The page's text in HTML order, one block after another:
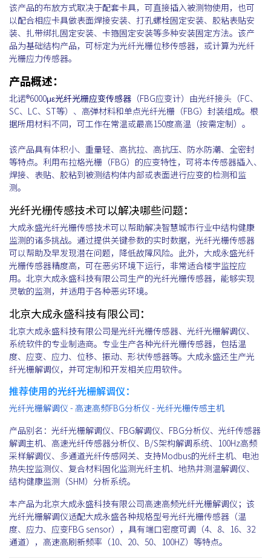
该产品的布放方式取决于配套卡具，可直接插入被测物使用，也可
以配合相应卡具做表面焊接安装、打孔螺栓固定安装、胶粘表贴安
装、扎带绑扎固定安装、卡箍固定安装等多种安装固定方法。该产
品为基础结构产品，可标定为光纤光栅位移传感器，或计算为光纤
光栅应力传感器。
产品概述：
北诺®6000με光纤光栅应变传感器 （FBG应变计）由光纤接头（FC、
SC、LC、ST等）、高弹材料和单点光纤光栅（FBG）封装组成。根
据所用材料不同，可工作在常温或最高150度高温（按需定制）。
该产品具有体积小、重量轻、高抗拉、高抗压、防水防潮、全密封
等特点。利用布拉格光栅（FBG）的应变特性，可将本传感器插入、
焊接、表贴、胶粘到被测结构体内部或表面进行应变的检测和监
测。
光纤光栅传感技术可以解决哪些问题：
大成永盛光纤光栅传感技术可以帮助解决智慧城市行业中结构健康
监测的诸多挑战。通过提供关键参数的实时数据，光纤光栅传感器
可以帮助及早发现潜在问题，降低故障风险。此外，大成永盛光纤
光栅传感器精度高，可在恶劣环境下运行，非常适合楼宇监控应
用。北京大成永盛科技有限公司生产的光纤光栅传感器，能够实现
灵敏的监测，并适用于各种恶劣环境。
北京大成永盛科技有限公司：
北京大成永盛科技有限公司是光纤光栅传感器、光纤光栅解调仪、
系统软件的专业制造商。专业生产各种光纤光栅传感器，包括温
度、应变、应力、位移、振动、形状传感器等。大成永盛还生产光
纤光栅解调仪，并可定制和开发相关应用软件。
推荐使用的光纤光栅解调仪：
光纤光栅解调仪 - 高速高频FBG分析仪 - 光纤光栅传感主机
产品别名：光纤光栅解调仪、FBG解调仪、FBG分析仪、光纤传感器
解调主机、高速光纤传感器分析仪、B/S架构解调系统、100Hz高频
采样解调仪、多通道光纤传感网关、支持Modbus的光纤主机、电池
热失控监测仪、复合材料固化监测光纤主机、地热井测温解调仪、
结构健康监测（SHM）分析系统。
本产品为北京大成永盛科技有限公司高速高频光纤光栅解调仪；该
光纤光栅解调仪适配大成永盛各种规格型号光纤光栅传感器（温
度、应力、应变FBG sensor），具有端口密度可调（4、8、16、32
通道），高速高刷新频率（10、20、50、100HZ）等特点。